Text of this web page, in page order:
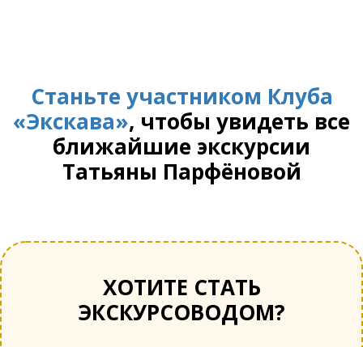
Станьте участником Клуба
«Экскава», чтобы увидеть все
ближайшие экскурсии
Татьяны Парфёновой
ХОТИТЕ СТАТЬ
ЭКСКУРСОВОДОМ?